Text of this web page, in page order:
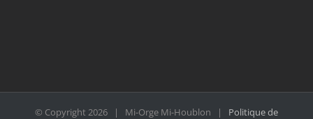
© Copyright2026 | Mi-Orge Mi-Houblon | Politique de